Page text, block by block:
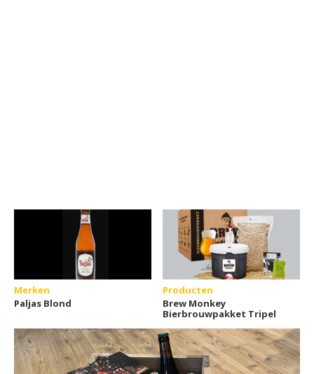
Merken
Paljas Blond
Producten
Brew Monkey
Bierbrouwpakket Tripel